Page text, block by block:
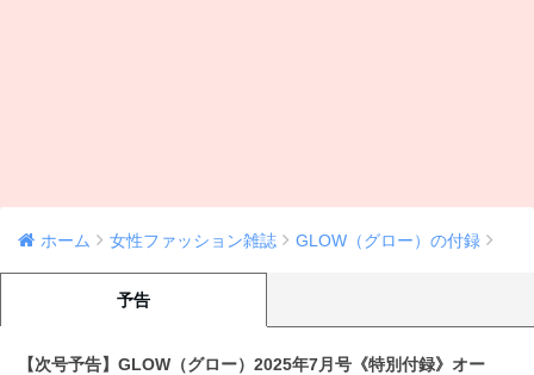
ホーム 女性ファッション雑誌 GLOW（グロー）の付録
予告
【次号予告】GLOW（グロー）2025年7月号《特別付録》オー